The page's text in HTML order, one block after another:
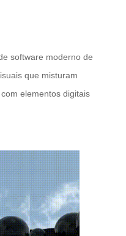
software moderno de
que misturam
elementos digitais